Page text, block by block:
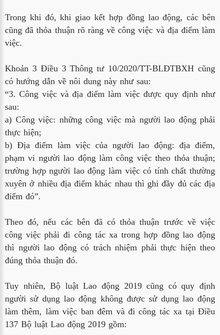
Trong khi đó, khi giao kết hợp đồng lao động, các bên
cũng đã thỏa thuận rõ ràng về công việc và địa điểm làm
việc.
Khoản 3 Điều 3 Thông tư 10/2020/TT-BLĐTBXH cũng
có hướng dẫn về nôi dung này như sau:
“3. Công việc và địa điểm làm việc được quy định như
sau:
a) Công việc: những công việc mà người lao động phải
thực hiện;
b) Địa điểm làm việc của người lao động: địa điểm,
phạm vi người lao động làm công việc theo thỏa thuận;
trường hợp người lao động làm việc có tính chất thường
xuyên ở nhiều địa điểm khác nhau thì ghi đầy đủ các địa
điểm đó”.
Theo đó, nếu các bên đã có thỏa thuận trước về việc
công việc phải đi công tác xa trong hợp đồng lao động
thì người lao động có trách nhiệm phải thực hiện theo
đúng thỏa thuận đó.
Tuy nhiên, Bộ luật Lao động 2019 cũng có quy định
người sử dụng lao động không được sử dụng lao động
làm thêm, làm việc ban đêm và đi công tác xa tại Điều
137 Bộ luật Lao động 2019 gồm: